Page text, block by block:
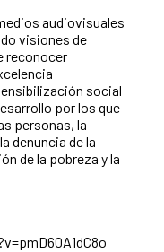
audiovisuales
visiones de
reconocer
social
por los que
personas, la
denuncia de la
de la pobreza y la